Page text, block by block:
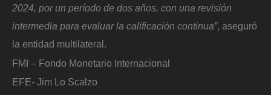
2024, por un período de dos años, con una revisión
intermedia para evaluar la calificación continua”, aseguró
la entidad multilateral.
FMI – Fondo Monetario Internacional
EFE- Jim Lo Scalzo